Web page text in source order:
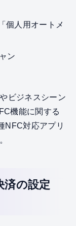
個人用オートメ
ン
ビジネスシーン
機能に関する
NFC対応アプリ
済の設定